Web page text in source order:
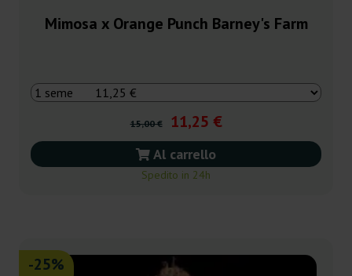
Mimosa x Orange Punch Barney's Farm
15,00 € 11,25 €
Al carrello
Spedito in 24h
-25%